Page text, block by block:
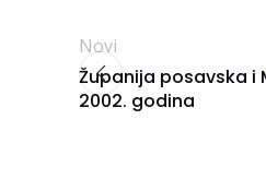
Novi
Županija posavska i
2002. godina